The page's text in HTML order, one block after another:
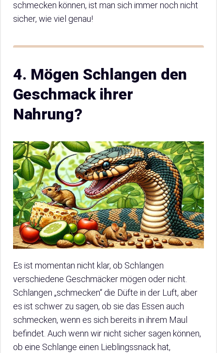
schmecken können, ist man sich immer noch nicht
sicher, wie viel genau!
4. Mögen Schlangen den
Geschmack ihrer
Nahrung?
Es ist momentan nicht klar, ob Schlangen
verschiedene Geschmäcker mögen oder nicht.
Schlangen „schmecken“ die Düfte in der Luft, aber
es ist schwer zu sagen, ob sie das Essen auch
schmecken, wenn es sich bereits in ihrem Maul
befindet. Auch wenn wir nicht sicher sagen können,
ob eine Schlange einen Lieblingssnack hat,